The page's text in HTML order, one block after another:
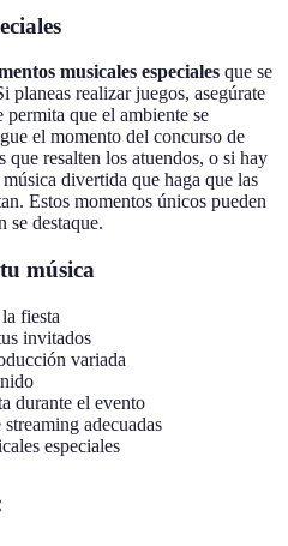
musicales especiales que se
planeas realizar juegos, asegúrate
permita que el ambiente se
el momento del concurso de
que resalten los atuendos, o si hay
divertida que haga que las
Estos momentos únicos pueden
se destaque.
música
fiesta
invitados
variada
durante el evento
adecuadas
especiales